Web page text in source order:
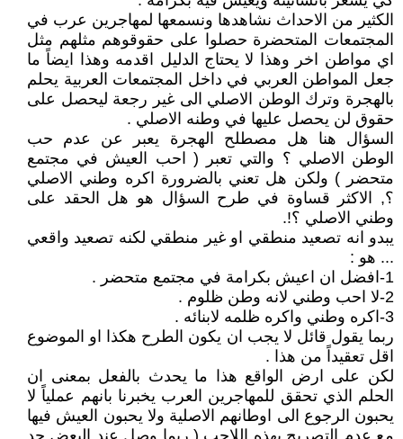
الكثير من الاحداث نشاهدها ونسمعها لمهاجرين عرب في
المجتمعات المتحضرة حصلوا على حقوقوهم مثلهم مثل
اي مواطن اخر وهذا لا يحتاج الدليل اقدمه وهذا ايضاً ما
جعل المواطن العربي في داخل المجتمعات العربية يحلم
بالهجرة وترك الوطن الاصلي الى غير رجعة ليحصل على
حقوق لن يحصل عليها في وطنه الاصلي .
السؤال هنا هل مصطلح الهجرة يعبر عن عدم حب
الوطن الاصلي ؟ والتي تعبر ( احب العيش في مجتمع
متحضر ) ولكن هل تعني بالضرورة اكره وطني الاصلي
؟, الاكثر قساوة في طرح السؤال هو هل الحقد على
وطني الاصلي ؟!.
يبدو انه تصعيد منطقي او غير منطقي لكنه تصعيد واقعي
... هو :
1-افضل ان اعيش بكرامة في مجتمع متحضر .
2-لا احب وطني لانه وطن ظلوم .
3-اكره وطني واكره ظلمه لابنائه .
ربما يقول قائل لا يجب ان يكون الطرح هكذا او الموضوع
اقل تعقيداً من هذا .
لكن على ارض الواقع هذا ما يحدث بالفعل بمعنى ان
الحلم الذي تحقق للمهاجرين العرب يخبرنا بانهم عملياً لا
يحبون الرجوع الى اوطانهم الاصلية ولا يحبون العيش فيها